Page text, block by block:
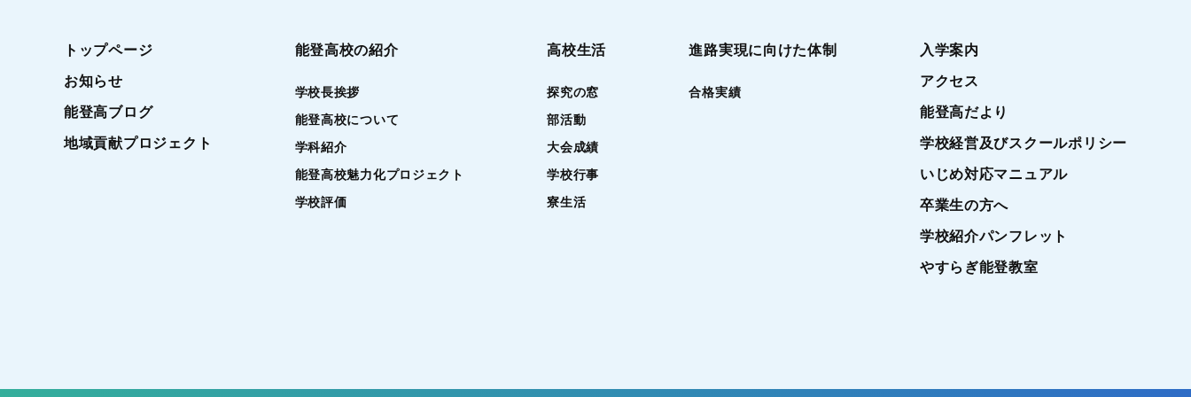
トップページ
お知らせ
能登高ブログ
地域貢献プロジェクト
能登高校の紹介
学校長挨拶
能登高校について
学科紹介
能登高校魅力化プロジェクト
学校評価
高校生活
探究の窓
部活動
大会成績
学校行事
寮生活
進路実現に向けた体制
合格実績
入学案内
アクセス
能登高だより
学校経営及びスクールポリシー
いじめ対応マニュアル
卒業生の方へ
学校紹介パンフレット
やすらぎ能登教室